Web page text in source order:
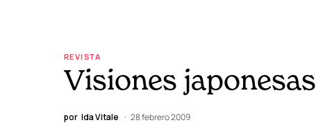
REVISTA
Visiones japonesas
por Ida Vitale 28 febrero 2009